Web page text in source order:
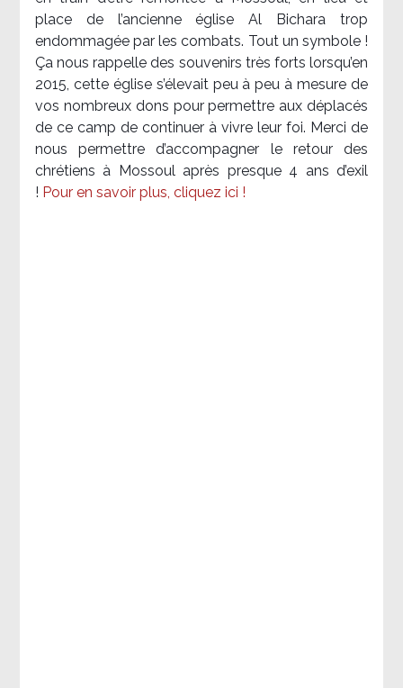
place de l’ancienne église Al Bichara trop
endommagée par les combats. Tout un symbole !
Ça nous rappelle des souvenirs très forts lorsqu’en
2015, cette église s’élevait peu à peu à mesure de
vos nombreux dons pour permettre aux déplacés
de ce camp de continuer à vivre leur foi. Merci de
nous permettre d’accompagner le retour des
chrétiens à Mossoul après presque 4 ans d’exil
! Pour en savoir plus, cliquez ici !